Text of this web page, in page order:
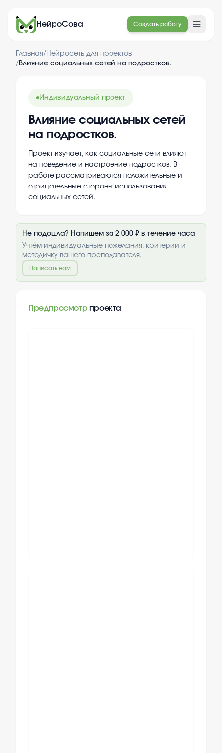
НейроСова Создать работу
Главная/ Нейросеть для проектов
/ Влияние социальных сетей на подростков.
Индивидуальный проект
Влияние социальных сетей
на подростков.
Проект изучает, как социальные сети влияют
на поведение и настроение подростков. В
работе рассматриваются положительные и
отрицательные стороны использования
социальных сетей.
Не подошла? Напишем за 2 000 ₽ в течение часа
Учтём индивидуальные пожелания, критерии и
методичку вашего преподавателя.
Написать нам
Предпросмотр проекта